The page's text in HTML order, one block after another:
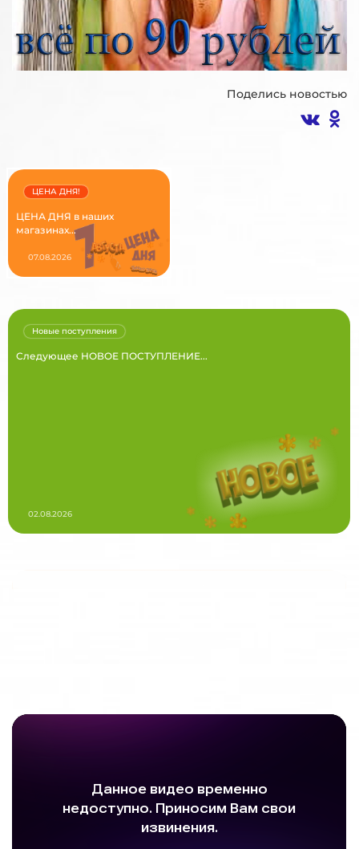
Поделись новостью
ЦЕНА ДНЯ в наших
магазинах...
ЦЕНА ДНЯ!
07.08.2026
Следующее НОВОЕ ПОСТУПЛЕНИЕ...
Новые поступления
02.08.2026